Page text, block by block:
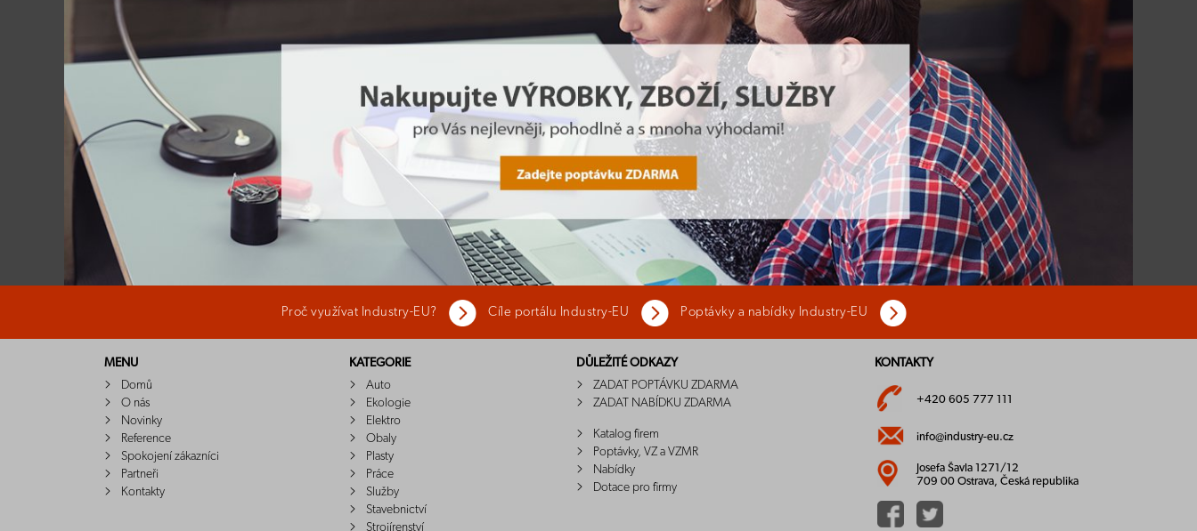
Proč využívat Industry-EU? Cíle portálu Industry-EU Poptávky a nabídky Industry-EU
MENU
Domů
O nás
Novinky
Reference
Spokojení zákazníci
Partneři
Kontakty
KATEGORIE
Auto
Ekologie
Elektro
Obaly
Plasty
Práce
Služby
Stavebnictví
Strojírenství
DŮLEŽITÉ ODKAZY
ZADAT POPTÁVKU ZDARMA
ZADAT NABÍDKU ZDARMA
Katalog firem
Poptávky, VZ a VZMR
Nabídky
Dotace pro firmy
KONTAKTY
+420 605 777 111
info@industry-eu.cz
Josefa Šavla 1271/12
709 00 Ostrava, Česká republika